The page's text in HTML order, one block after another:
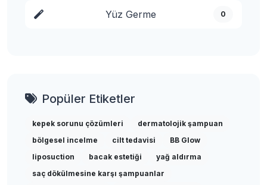
Yüz Germe 0
Popüler Etiketler
kepek sorunu çözümleri
dermatolojik şampuan
bölgesel incelme
cilt tedavisi
BB Glow
liposuction
bacak estetiği
yağ aldırma
saç dökülmesine karşı şampuanlar